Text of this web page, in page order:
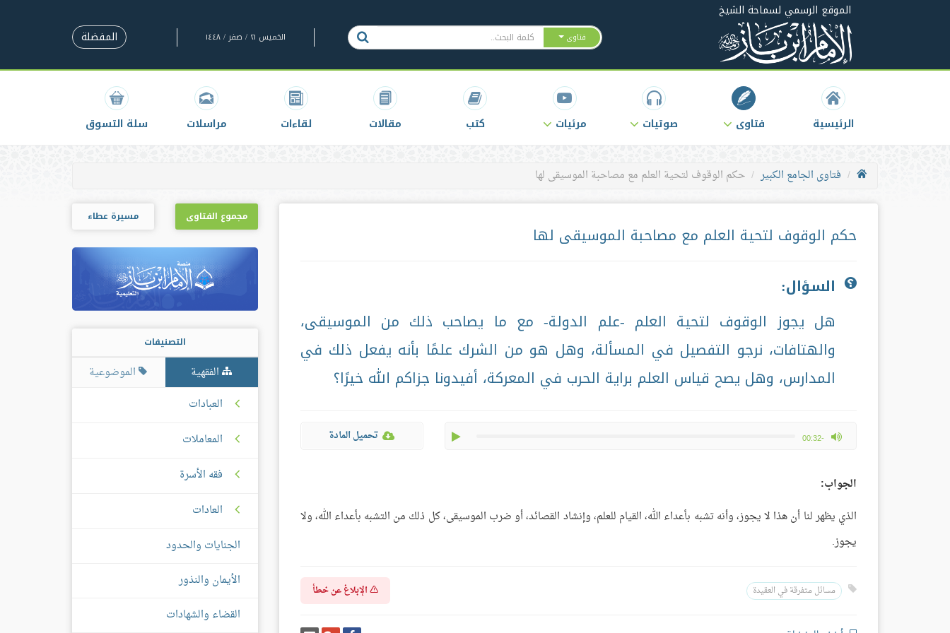
الموقع الرسمي لسماحة الشيخ
فتاوى الخميس ٢١ / صفر / ١٤٤٨ المفضلة
الرئيسية فتاوى صوتيات مرئيات كتب مقالات لقاءات مراسلات سلة التسوق
فتاوى الجامع الكبير حكم الوقوف لتحية العلم مع مصاحبة الموسيقى لها
حكم الوقوف لتحية العلم مع مصاحبة الموسيقى لها
السؤال:
هل يجوز الوقوف لتحية العلم -علم الدولة- مع ما يصاحب ذلك من الموسيقى،
والهتافات، نرجو التفصيل في المسألة، وهل هو من الشرك علمًا بأنه يفعل ذلك في
المدارس، وهل يصح قياس العلم براية الحرب في المعركة، أفيدونا جزاكم الله خيرًا؟
-00:32
max volume تحميل المادة
الجواب:
الذي يظهر لنا أن هذا لا يجوز، وأنه تشبه بأعداء الله، القيام للعلم، وإنشاد القصائد، أو ضرب الموسيقى، كل ذلك من التشبه بأعداء الله، ولا
يجوز.
مسائل متفرقة في العقيدة الإبلاغ عن خطأ
مجموع الفتاوى مسيرة عطاء
التصنيفات
الفقهية
الموضوعية
العبادات
المعاملات
فقه الأسرة
العادات
الجنايات والحدود
الأيمان والنذور
القضاء والشهادات